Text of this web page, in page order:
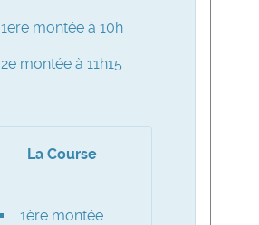
1ere montée à 10h
2e montée à 11h15
La Course
1ère montée